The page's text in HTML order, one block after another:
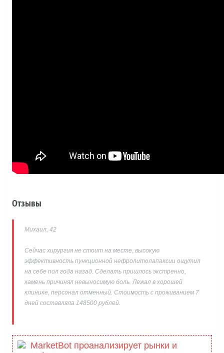
Отзывы
Михаил, 42
Сейчас хирургия не стоит на месте, высокую
эффективность пункционной нефролитолапаксии ощутил
на себе пол года назад. Сделать пришлось экстренно,
камень причинял невыносимую боль. Лежал в хорошей
клинике, персонал отменный. Стоимость с проживанием 7
дней составляла 148500 рублей.
MarketBot проанализирует рынки и